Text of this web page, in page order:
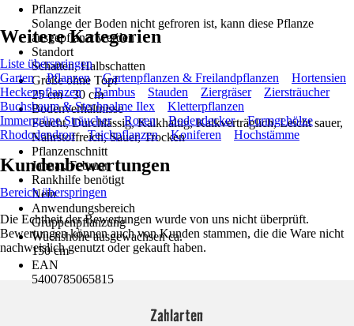
Pflanzzeit
Solange der Boden nicht gefroren ist, kann diese Pflanze
ausgepflanzt werden
Standort
Schatten, Halbschatten
Größe ohne Topf
25 cm - 30 cm
Bodenverhältnisse
Feucht, Durchlässig, Kalkhaltig, Kalkverträglich, Leicht sauer,
Nährstoffreich, Sauer, Trocken
Pflanzenschnitt
Januar, Februar
Rankhilfe benötigt
Nein
Anwendungsbereich
Gruppenpflanzung
Wuchshöhe ausgewachsen ca.
150 cm
EAN
5400785065815
Weitere Kategorien
Liste überspringen
Garten
Pflanzen Gartenpflanzen & Freilandpflanzen
Hortensien
Heckenpflanzen
Bambus Stauden Ziergräser
Ziersträucher
Buchsbaum & Stechpalme Ilex
Kletterpflanzen
Immergrüne Sträucher
Rosen Bodendecker
Formgehölze
Rhododendron
Teichpflanzen Koniferen Hochstämme
Kundenbewertungen
Bereich überspringen
Die Echtheit der Bewertungen wurde von uns nicht überprüft.
Bewertungen können auch von Kunden stammen, die die Ware nicht
nachweislich genutzt oder gekauft haben.
Zahlarten